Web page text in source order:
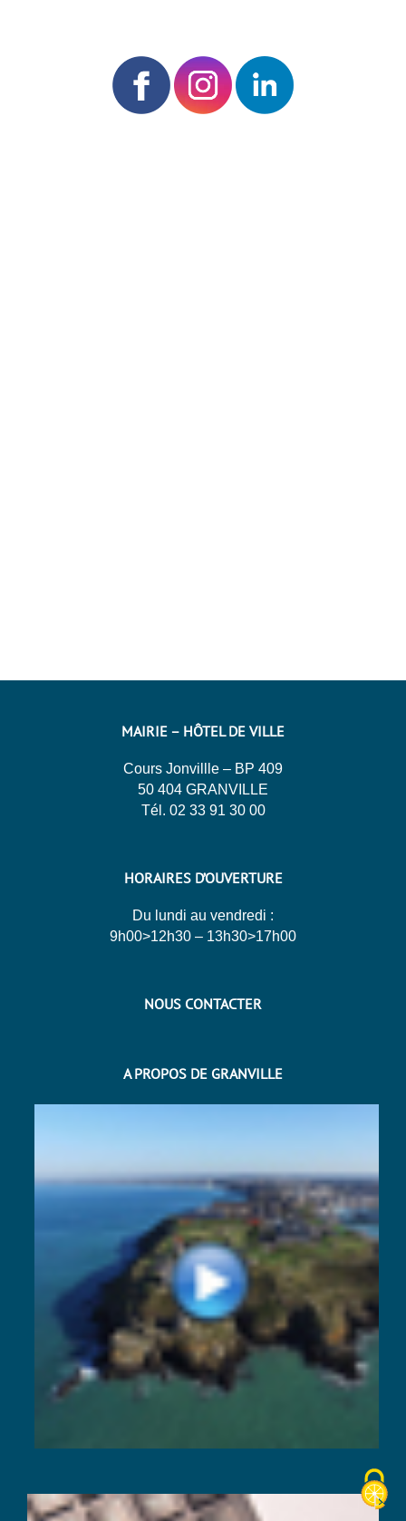
MAIRIE – HÔTEL DE VILLE
Cours Jonvillle – BP 409
50 404 GRANVILLE
Tél. 02 33 91 30 00
HORAIRES D’OUVERTURE
Du lundi au vendredi :
9h00>12h30 – 13h30>17h00
NOUS CONTACTER
A PROPOS DE GRANVILLE